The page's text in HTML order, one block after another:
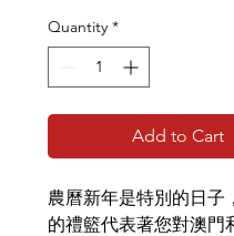
Quantity *
Add to Cart
農曆新年是特別的日子
的禮籃代表著您對澳門